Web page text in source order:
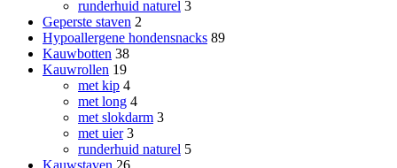
runderhuid naturel 3
Geperste staven 2
Hypoallergene hondensnacks 89
Kauwbotten 38
Kauwrollen 19
met kip 4
met long 4
met slokdarm 3
met uier 3
runderhuid naturel 5